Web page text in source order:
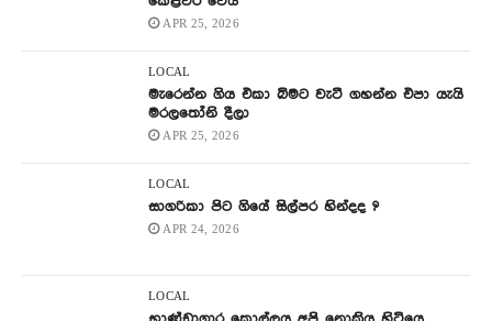
APR 25, 2026
LOCAL
මැරෙන්න ගිය එකා බිමට වැටී ගහන්න එපා යැයි
මරලතෝනි දීලා
APR 25, 2026
LOCAL
සාගරිකා පිට ගියේ සිල්පර හින්දද ?
APR 24, 2026
LOCAL